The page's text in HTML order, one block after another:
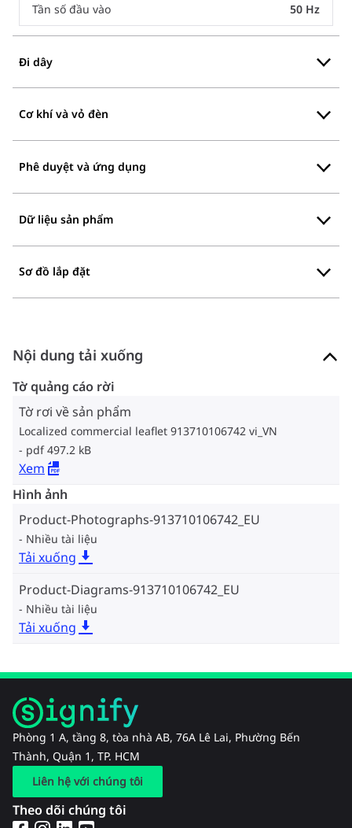
Tần số đầu vào 50 Hz
Đi dây
Cơ khí và vỏ đèn
Phê duyệt và ứng dụng
Dữ liệu sản phẩm
Sơ đồ lắp đặt
Nội dung tải xuống
Tờ quảng cáo rời
Tờ rơi về sản phẩm
Localized commercial leaflet 913710106742 vi_VN
pdf 497.2 kB
Xem
Hình ảnh
Product-Photographs-913710106742_EU
Nhiều tài liệu
Tải xuống
Product-Diagrams-913710106742_EU
Nhiều tài liệu
Tải xuống
Phòng 1 A, tầng 8, tòa nhà AB, 76A Lê Lai, Phường Bến
Thành, Quận 1, TP. HCM
Liên hệ với chúng tôi
Theo dõi chúng tôi